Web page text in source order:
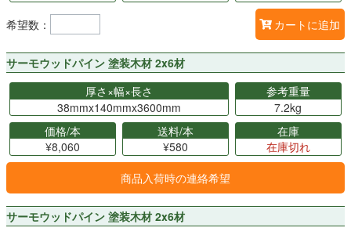
希望数： カートに追加
サーモウッドパイン 塗装木材 2x6材
厚さ×幅×長さ
38mmx140mmx3600mm
参考重量
7.2kg
価格/本
¥8,060
送料/本
¥580
在庫
在庫切れ
商品入荷時の連絡希望
サーモウッドパイン 塗装木材 2x6材